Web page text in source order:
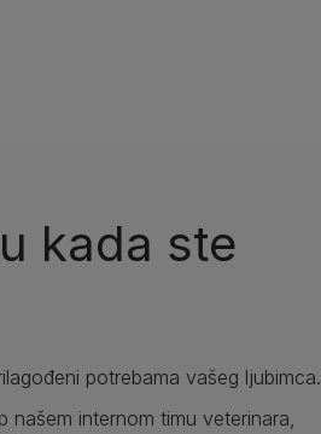
kada ste
potrebama vašeg ljubimca.
našem internom timu veterinara,